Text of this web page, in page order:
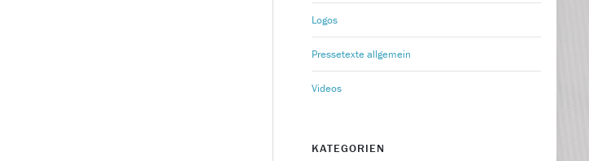
Logos
Pressetexte allgemein
Videos
KATEGORIEN